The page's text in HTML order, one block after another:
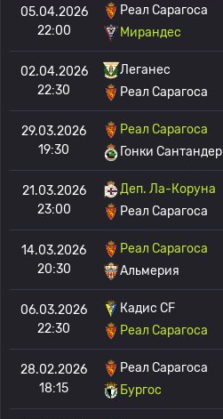
05.04.2026
22:00
Реал Сарагоса
Мирандес
02.04.2026
22:30
Леганес
Реал Сарагоса
29.03.2026
19:30
Реал Сарагоса
Гонки Сантандер
21.03.2026
23:00
Деп. Ла-Коруна
Реал Сарагоса
14.03.2026
20:30
Реал Сарагоса
Альмерия
06.03.2026
22:30
Кадис CF
Реал Сарагоса
28.02.2026
18:15
Реал Сарагоса
Бургос